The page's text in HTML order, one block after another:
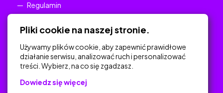
Regulamin
Na skróty
Polityka Prywatności
Pliki cookie na naszej stronie.
Używamy plików cookie, aby zapewnić prawidłowe
działanie serwisu, analizować ruch i personalizować
treści. Wybierz, na co się zgadzasz.
Dowiedz się więcej